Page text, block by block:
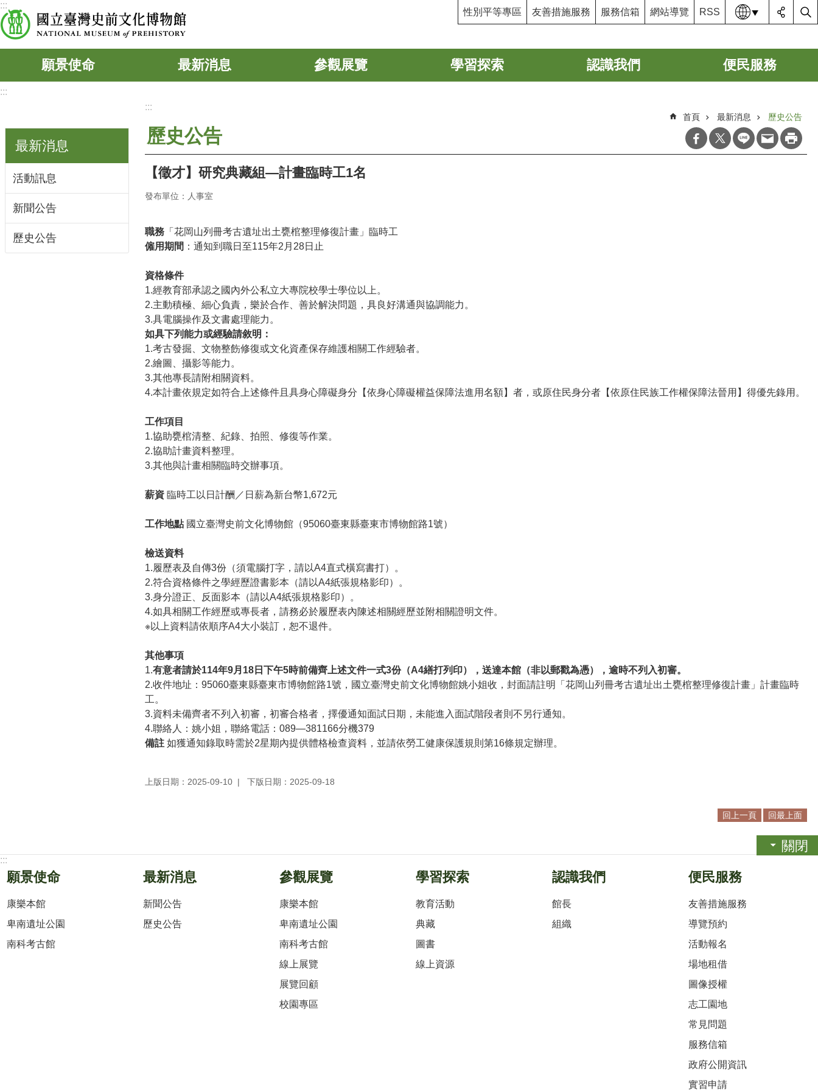
跳到主要內容區塊
:::
性別平等專區 友善措施服務 服務信箱 網站導覽 RSS 語系
願景使命 最新消息 參觀展覽 學習探索 認識我們 便民服務
:::
最新消息
活動訊息
新聞公告
歷史公告
:::
首頁 最新消息 歷史公告
歷史公告
【徵才】研究典藏組—計畫臨時工1名
發布單位：人事室
職務 「花岡山列冊考古遺址出土甕棺整理修復計畫」臨時工
僱用期間 ：通知到職日至115年2月28日止
資格條件
1.經教育部承認之國內外公私立大專院校學士學位以上。
2.主動積極、細心負責，樂於合作、善於解決問題，具良好溝通與協調能力。
3.具電腦操作及文書處理能力。
如具下列能力或經驗請敘明：
1.考古發掘、文物整飭修復或文化資產保存維護相關工作經驗者。
2.繪圖、攝影等能力。
3.其他專長請附相關資料。
4.本計畫依規定如符合上述條件且具身心障礙身分【依身心障礙權益保障法進用名額】者，或原住民身分者【依原住民族工作權保障法晉用】得優先錄用。
工作項目
1.協助甕棺清整、紀錄、拍照、修復等作業。
2.協助計畫資料整理。
3.其他與計畫相關臨時交辦事項。
薪資 臨時工以日計酬／日薪為新台幣1,672元
工作地點 國立臺灣史前文化博物館（95060臺東縣臺東市博物館路1號）
檢送資料
1.履歷表及自傳3份（須電腦打字，請以A4直式橫寫書打）。
2.符合資格條件之學經歷證書影本（請以A4紙張規格影印）。
3.身分證正、反面影本（請以A4紙張規格影印）。
4.如具相關工作經歷或專長者，請務必於履歷表內陳述相關經歷並附相關證明文件。
※以上資料請依順序A4大小裝訂，恕不退件。
其他事項
1.有意者請於114年9月18日下午5時前備齊上述文件一式3份（A4繕打列印），送達本館（非以郵戳為憑），逾時不列入初審。
2.收件地址：95060臺東縣臺東市博物館路1號，國立臺灣史前文化博物館姚小姐收，封面請註明「花岡山列冊考古遺址出土甕棺整理修復計畫」計畫臨時
工。
3.資料未備齊者不列入初審，初審合格者，擇優通知面試日期，未能進入面試階段者則不另行通知。
4.聯絡人：姚小姐，聯絡電話：089—381166分機379
備註 如獲通知錄取時需於2星期內提供體格檢查資料，並請依勞工健康保護規則第16條規定辦理。
上版日期：2025-09-10 下版日期：2025-09-18
回上一頁 回最上面
關閉
:::
願景使命
康樂本館
卑南遺址公園
南科考古館
最新消息
新聞公告
歷史公告
參觀展覽
康樂本館
卑南遺址公園
南科考古館
線上展覽
展覽回顧
校園專區
學習探索
教育活動
典藏
圖書
線上資源
認識我們
館長
組織
便民服務
友善措施服務
導覽預約
活動報名
場地租借
圖像授權
志工園地
常見問題
服務信箱
政府公開資訊
實習申請